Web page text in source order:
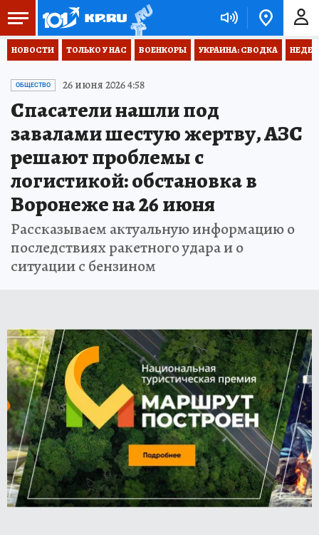
НОВОСТИ ТОЛЬКО У НАС ВОЕНКОРЫ УКРАИНА: СВОДКА
ОБЩЕСТВО 26 июня 2026 4:58
Спасатели нашли под
завалами шестую жертву, АЗС
решают проблемы с
логистикой: обстановка в
Воронеже на 26 июня
Рассказываем актуальную информацию о
последствиях ракетного удара и о
ситуации с бензином